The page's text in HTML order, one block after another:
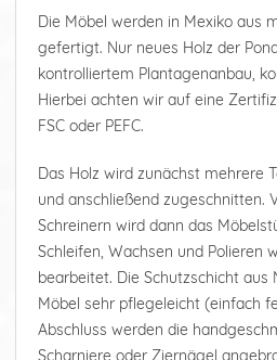
Die Möbel werden in Mexiko aus
gefertigt. Nur neues Holz der
kontrolliertem Plantagenanbau,
Hierbei achten wir auf eine
FSC oder PEFC.
Das Holz wird zunächst mehrere
und anschließend zugeschnitten.
Schreinern wird dann das
Schleifen, Wachsen und Polieren
bearbeitet. Die Schutzschicht
Möbel sehr pflegeleicht (einfach
Abschluss werden die
Scharniere oder Ziernägel